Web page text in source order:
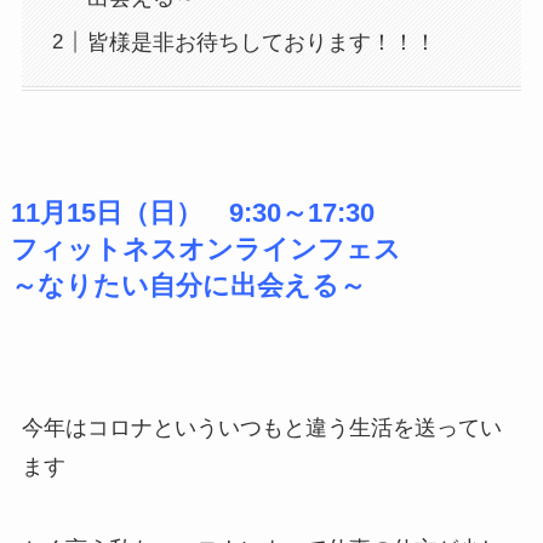
皆様是非お待ちしております！！！
11月15日（日） 9:30～17:30
フィットネスオンラインフェス
～なりたい自分に出会える～
今年はコロナといういつもと違う生活を送ってい
ます